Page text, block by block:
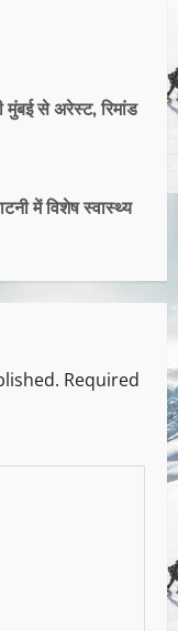
मुंबई से अरेस्ट, रिमांड
में विशेष स्वास्थ्य
Required